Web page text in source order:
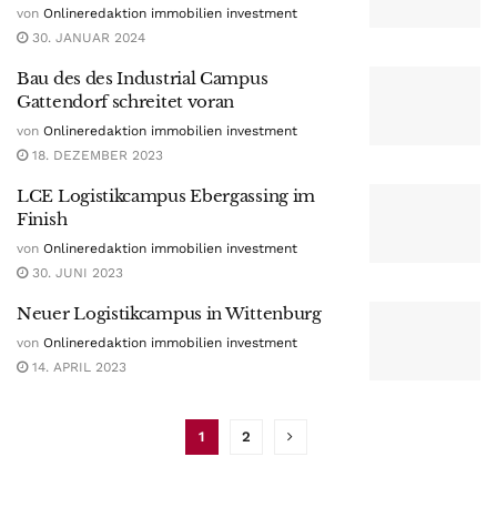
von Onlineredaktion immobilien investment
30. JANUAR 2024
Bau des des Industrial Campus
Gattendorf schreitet voran
von Onlineredaktion immobilien investment
18. DEZEMBER 2023
LCE Logistikcampus Ebergassing im
Finish
von Onlineredaktion immobilien investment
30. JUNI 2023
Neuer Logistikcampus in Wittenburg
von Onlineredaktion immobilien investment
14. APRIL 2023
1 2